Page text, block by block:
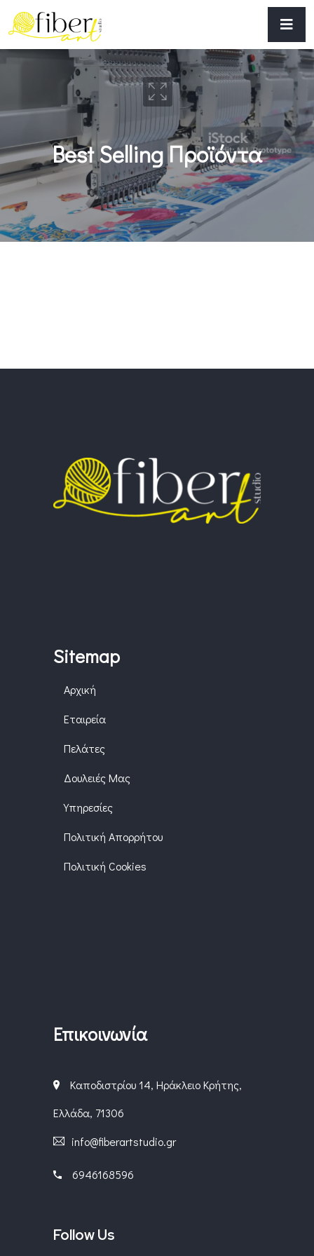
Best Selling Προϊόντα
Sitemap
Αρχική
Εταιρεία
Πελάτες
Δουλειές Μας
Υπηρεσίες
Πολιτική Απορρήτου
Πολιτική Cookies
Επικοινωνία
Καποδιστρίου 14, Ηράκλειο Κρήτης,
Ελλάδα, 71306
info@fiberartstudio.gr
6946168596
Follow Us